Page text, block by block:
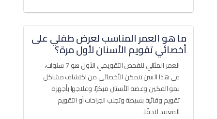
ما هو العمر المناسب لعرض طفلي على
أخصائي تقويم الأسنان لأول مرة؟
العمر المثالي للفحص التقويمي الأول هو 7 سنوات،
في هذا السن يتمكن الأخصائي من اكتشاف مشاكل
نمو الفكين وعضة الأسنان مبكرًا، وعلاجها بأجهزة
تقويم وقائية بسيطة وتجنب الجراحات أو التقويم
المعقد لاحقًا.